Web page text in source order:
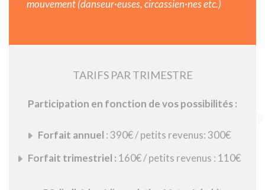
mouvement (danseur·euses, circassien·nes etc.)
TARIFS PAR TRIMESTRE
Participation en fonction de vos possibilités :
Forfait annuel : 390€ / petits revenus: 300€
Forfait trimestriel : 160€ / petits revenus : 110€